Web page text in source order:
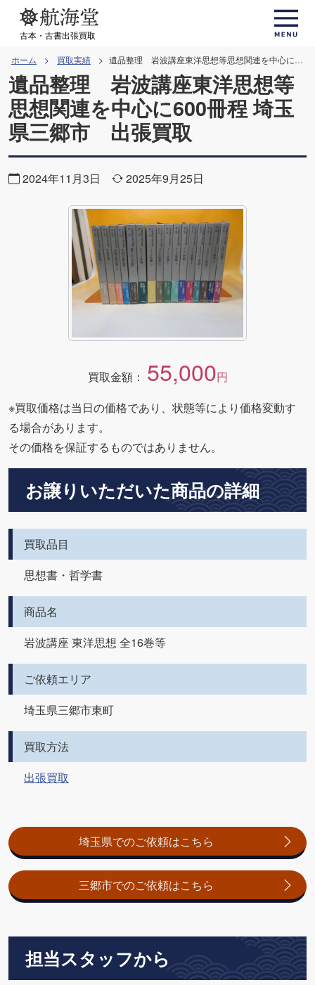
ツ
ス
キ
プ
古本・古書出張買取
ホーム 買取実績 遺品整理 岩波講座東洋思想等思想関連を中心に600冊程 埼玉県三郷市 出張買取
遺品整理 岩波講座東洋思想等
思想関連を中心に600冊程 埼玉
県三郷市 出張買取
2024年11月3日 2025年9月25日
買取金額： 55,000円
※買取価格は当日の価格であり、状態等により価格変動す
る場合があります。
その価格を保証するものではありません。
お譲りいただいた商品の詳細
買取品目
思想書・哲学書
商品名
岩波講座 東洋思想 全16巻等
ご依頼エリア
埼玉県三郷市東町
買取方法
出張買取
埼玉県でのご依頼はこちら
三郷市でのご依頼はこちら
担当スタッフから